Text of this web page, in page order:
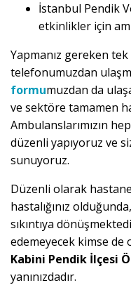
İstanbul Pendik
etkinlikler için
Yapmanız gereken tek
telefonumuzdan
formumuzdan da
ve sektöre tamamen
Ambulanslarımızın
düzenli yapıyoruz ve
sunuyoruz.
Düzenli olarak
hastalığınız
sıkıntıya
edemeyecek kimse de
Kabini Pendik İlçesi
yanınızdadır.